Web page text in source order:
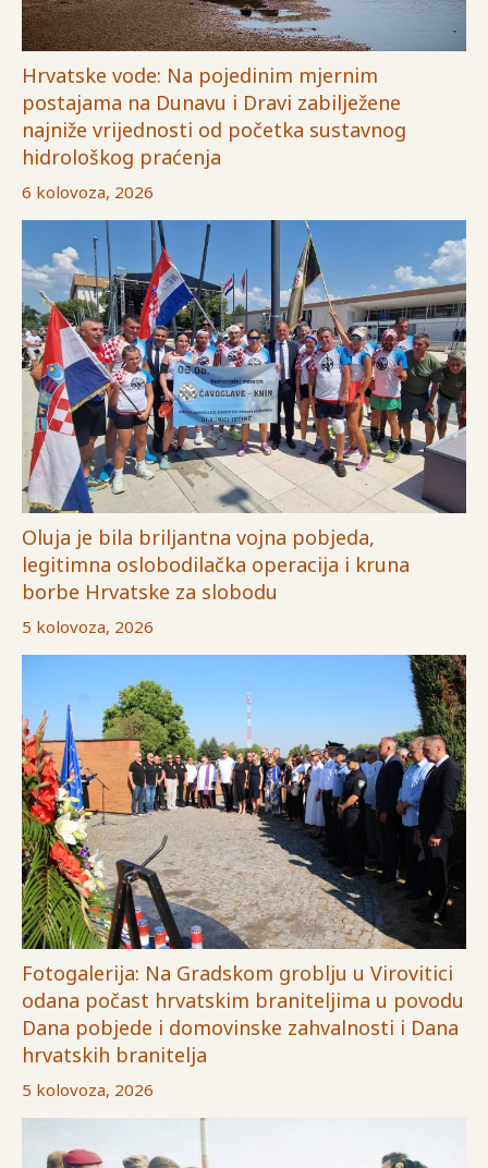
Hrvatske vode: Na pojedinim mjernim
postajama na Dunavu i Dravi zabilježene
najniže vrijednosti od početka sustavnog
hidrološkog praćenja
6 kolovoza, 2026
Oluja je bila briljantna vojna pobjeda,
legitimna oslobodilačka operacija i kruna
borbe Hrvatske za slobodu
5 kolovoza, 2026
Fotogalerija: Na Gradskom groblju u Virovitici
odana počast hrvatskim braniteljima u povodu
Dana pobjede i domovinske zahvalnosti i Dana
hrvatskih branitelja
5 kolovoza, 2026